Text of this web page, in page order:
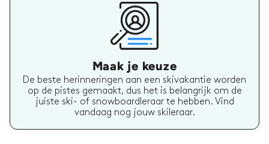
Maak je keuze
De beste herinneringen aan een skivakantie worden
op de pistes gemaakt, dus het is belangrijk om de
juiste ski- of snowboardleraar te hebben. Vind
vandaag nog jouw skileraar.